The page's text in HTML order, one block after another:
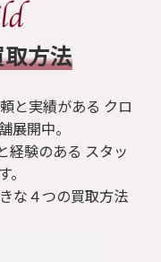
方法
と実績がある クロ
展開中。
経験のある スタッ
。
な４つの買取方法